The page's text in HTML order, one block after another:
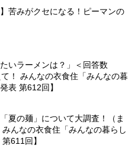
】苦みがクセになる！ピーマンの
いラーメンは？」＜回答数
！ みんなの衣食住「みんなの暮
表 第612回】
夏の麺」について大調査！（ま
んなの衣食住「みんなの暮らし
611回】